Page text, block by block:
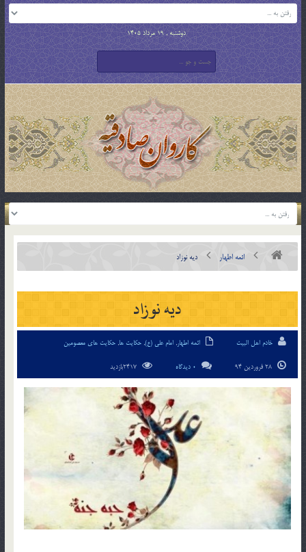
دوشنبه , 19 مرداد 1405
ائمه اطهار ديه نوزاد
ديه نوزاد
خادم اهل البیت ائمه اطهار, امام علی (ع), حکایت ها, حکایت های معصومین
0 دیدگاه